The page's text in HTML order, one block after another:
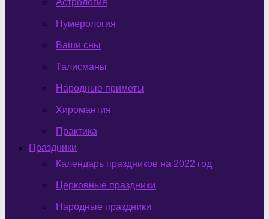
Астрология
Нумерология
Ваши сны
Талисманы
Народные приметы
Хиромантия
Практика
Праздники
Календарь праздников на 2022 год
Церковные праздники
Народные праздники